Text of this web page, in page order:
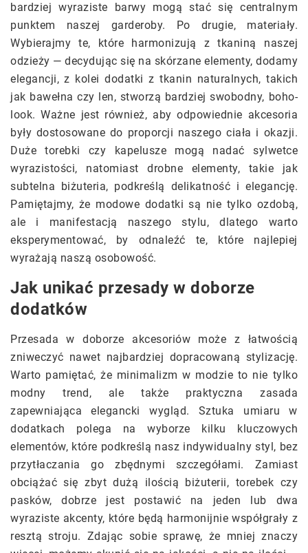
bardziej wyraziste barwy mogą stać się centralnym
punktem naszej garderoby. Po drugie, materiały.
Wybierajmy te, które harmonizują z tkaniną naszej
odzieży — decydując się na skórzane elementy, dodamy
elegancji, z kolei dodatki z tkanin naturalnych, takich
jak bawełna czy len, stworzą bardziej swobodny, boho-
look. Ważne jest również, aby odpowiednie akcesoria
były dostosowane do proporcji naszego ciała i okazji.
Duże torebki czy kapelusze mogą nadać sylwetce
wyrazistości, natomiast drobne elementy, takie jak
subtelna biżuteria, podkreślą delikatność i elegancję.
Pamiętajmy, że modowe dodatki są nie tylko ozdobą,
ale i manifestacją naszego stylu, dlatego warto
eksperymentować, by odnaleźć te, które najlepiej
wyrażają naszą osobowość.
Jak unikać przesady w doborze
dodatków
Przesada w doborze akcesoriów może z łatwością
zniweczyć nawet najbardziej dopracowaną stylizację.
Warto pamiętać, że minimalizm w modzie to nie tylko
modny trend, ale także praktyczna zasada
zapewniająca elegancki wygląd. Sztuka umiaru w
dodatkach polega na wyborze kilku kluczowych
elementów, które podkreślą nasz indywidualny styl, bez
przytłaczania go zbędnymi szczegółami. Zamiast
obciążać się zbyt dużą ilością biżuterii, torebek czy
pasków, dobrze jest postawić na jeden lub dwa
wyraziste akcenty, które będą harmonijnie współgrały z
resztą stroju. Zdając sobie sprawę, że mniej znaczy